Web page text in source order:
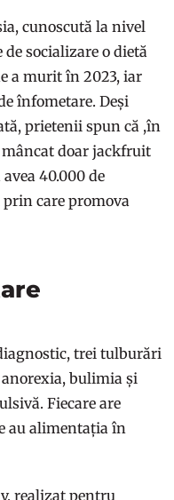
cunoscută la nivel
de socializare o dietă
a murit în 2023, iar
înfometare. Deși
prietenii spun că ,în
doar jackfruit
40.000 de
care promova
trei tulburări
bulimia și
Fiecare are
au alimentația în
realizat pentru